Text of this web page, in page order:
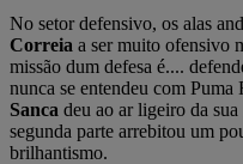
No setor defensivo, os alas
Correia a ser muito ofensivo
missão dum defesa é....
nunca se entendeu com
Sanca deu ao ar ligeiro da
segunda parte arrebitou um
brilhantismo.